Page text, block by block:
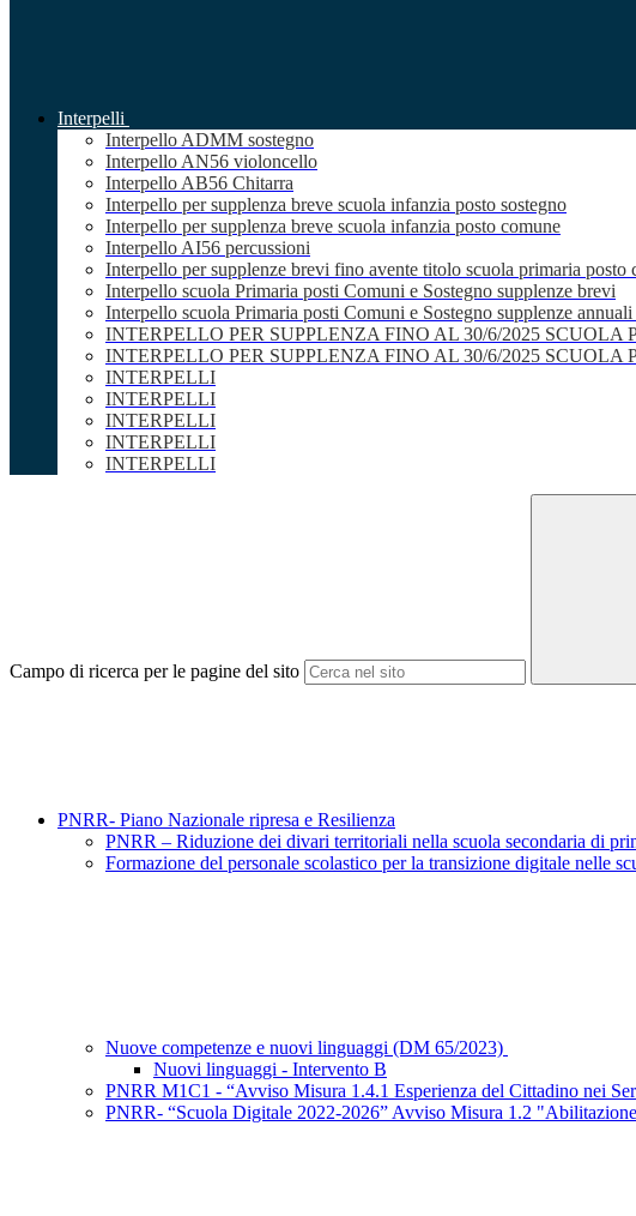
Interpelli
Interpello ADMM sostegno
Interpello AN56 violoncello
Interpello AB56 Chitarra
Interpello per supplenza breve scuola infanzia posto sostegno
Interpello per supplenza breve scuola infanzia posto comune
Interpello AI56 percussioni
Interpello per supplenze brevi fino avente titolo scuola primaria posto
Interpello scuola Primaria posti Comuni e Sostegno supplenze brevi
Interpello scuola Primaria posti Comuni e Sostegno supplenze
INTERPELLO PER SUPPLENZA FINO AL 30/6/2025
INTERPELLO PER SUPPLENZA FINO AL 30/6/2025
INTERPELLI
INTERPELLI
INTERPELLI
INTERPELLI
INTERPELLI
Campo di ricerca per le pagine del sito
PNRR- Piano Nazionale ripresa e Resilienza
PNRR – Riduzione dei divari territoriali nella scuola secondaria di
Formazione del personale scolastico per la transizione digitale nelle
Nuove competenze e nuovi linguaggi (DM 65/2023)
Nuovi linguaggi - Intervento B
PNRR M1C1 - “Avviso Misura 1.4.1 Esperienza del Cittadino nei
PNRR- “Scuola Digitale 2022-2026” Avviso Misura 1.2